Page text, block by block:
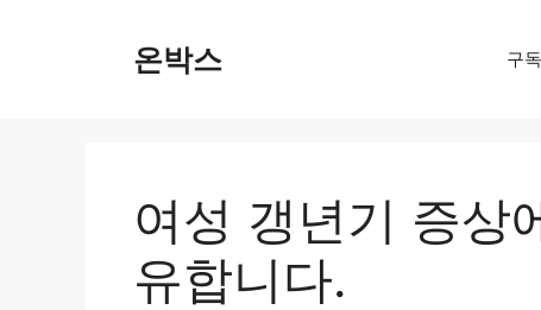
온박스 구
여성 갱년기 증상
유합니다.